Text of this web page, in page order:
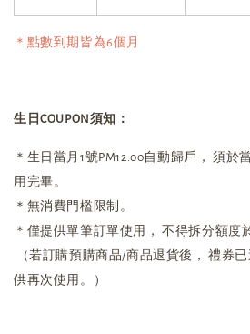
＊點數到期皆為6個月
生日COUPON須知：
＊生日當月1號PM12:00自動歸戶， 須於
用完畢。
＊無消費門檻限制。
＊僅提供單筆訂單使用， 不得拆分額度
（若訂購預購商品/商品退貨後， 禮券
供再次使用。）